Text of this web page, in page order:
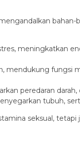
bahan-
meningkatkan
mendukung fungsi
peredaran
tubuh,
seksual,